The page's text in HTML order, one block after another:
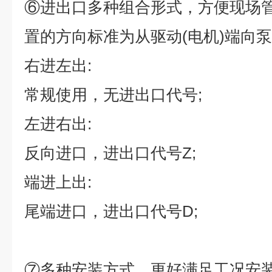
⑥进出口多种组合形式，方便现场
置的方向标准为从驱动(电机)端向
右进左出 :
常规使用，无进出口代号;
左进右出 :
反向进口，进出口代号Z;
端进上出 :
尾端进口，进出口代号D;